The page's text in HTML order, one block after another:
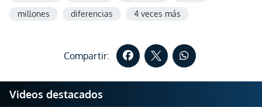
millones diferencias 4 veces más
Compartir:
Videos destacados